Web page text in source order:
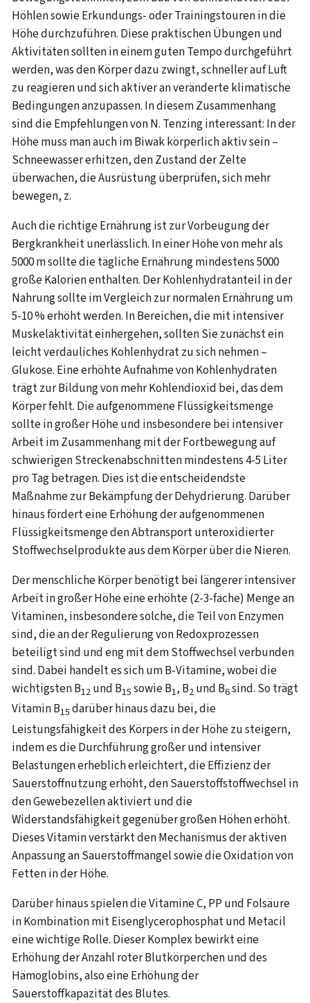
Höhlen sowie Erkundungs- oder Trainingstouren in die
Höhe durchzuführen. Diese praktischen Übungen und
Aktivitäten sollten in einem guten Tempo durchgeführt
werden, was den Körper dazu zwingt, schneller auf Luft
zu reagieren und sich aktiver an veränderte klimatische
Bedingungen anzupassen. In diesem Zusammenhang
sind die Empfehlungen von N. Tenzing interessant: In der
Höhe muss man auch im Biwak körperlich aktiv sein –
Schneewasser erhitzen, den Zustand der Zelte
überwachen, die Ausrüstung überprüfen, sich mehr
bewegen, z.
Auch die richtige Ernährung ist zur Vorbeugung der
Bergkrankheit unerlässlich. In einer Höhe von mehr als
5000 m sollte die tägliche Ernährung mindestens 5000
große Kalorien enthalten. Der Kohlenhydratanteil in der
Nahrung sollte im Vergleich zur normalen Ernährung um
5-10 % erhöht werden. In Bereichen, die mit intensiver
Muskelaktivität einhergehen, sollten Sie zunächst ein
leicht verdauliches Kohlenhydrat zu sich nehmen –
Glukose. Eine erhöhte Aufnahme von Kohlenhydraten
trägt zur Bildung von mehr Kohlendioxid bei, das dem
Körper fehlt. Die aufgenommene Flüssigkeitsmenge
sollte in großer Höhe und insbesondere bei intensiver
Arbeit im Zusammenhang mit der Fortbewegung auf
schwierigen Streckenabschnitten mindestens 4-5 Liter
pro Tag betragen. Dies ist die entscheidendste
Maßnahme zur Bekämpfung der Dehydrierung. Darüber
hinaus fördert eine Erhöhung der aufgenommenen
Flüssigkeitsmenge den Abtransport unteroxidierter
Stoffwechselprodukte aus dem Körper über die Nieren.
Der menschliche Körper benötigt bei längerer intensiver
Arbeit in großer Höhe eine erhöhte (2-3-fache) Menge an
Vitaminen, insbesondere solche, die Teil von Enzymen
sind, die an der Regulierung von Redoxprozessen
beteiligt sind und eng mit dem Stoffwechsel verbunden
sind. Dabei handelt es sich um B-Vitamine, wobei die
wichtigsten B12 und B15 sowie B1, B2 und B6sind. So trägt
Vitamin B15 darüber hinaus dazu bei, die
Leistungsfähigkeit des Körpers in der Höhe zu steigern,
indem es die Durchführung großer und intensiver
Belastungen erheblich erleichtert, die Effizienz der
Sauerstoffnutzung erhöht, den Sauerstoffstoffwechsel in
den Gewebezellen aktiviert und die
Widerstandsfähigkeit gegenüber großen Höhen erhöht.
Dieses Vitamin verstärkt den Mechanismus der aktiven
Anpassung an Sauerstoffmangel sowie die Oxidation von
Fetten in der Höhe.
Darüber hinaus spielen die Vitamine C, PP und Folsäure
in Kombination mit Eisenglycerophosphat und Metacil
eine wichtige Rolle. Dieser Komplex bewirkt eine
Erhöhung der Anzahl roter Blutkörperchen und des
Hämoglobins, also eine Erhöhung der
Sauerstoffkapazität des Blutes.